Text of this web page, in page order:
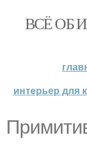
ВСЁ ОБ
интерьер для